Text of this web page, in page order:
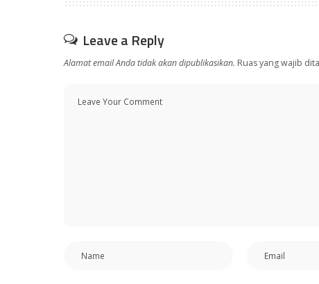
Leave a Reply
Alamat email Anda tidak akan dipublikasikan. Ruas yang wajib